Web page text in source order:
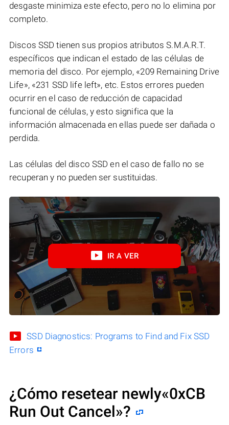
desgaste minimiza este efecto, pero no lo elimina por
completo.
Discos SSD tienen sus propios atributos S.M.A.R.T.
específicos que indican el estado de las células de
memoria del disco. Por ejemplo, «209 Remaining Drive
Life», «231 SSD life left», etc. Estos errores pueden
ocurrir en el caso de reducción de capacidad
funcional de células, y esto significa que la
información almacenada en ellas puede ser dañada o
perdida.
Las células del disco SSD en el caso de fallo no se
recuperan y no pueden ser sustituidas.
IR A VER
SSD Diagnostics: Programs to Find and Fix SSD
Errors
¿Cómo resetear newly«0xCB
Run Out Cancel»?